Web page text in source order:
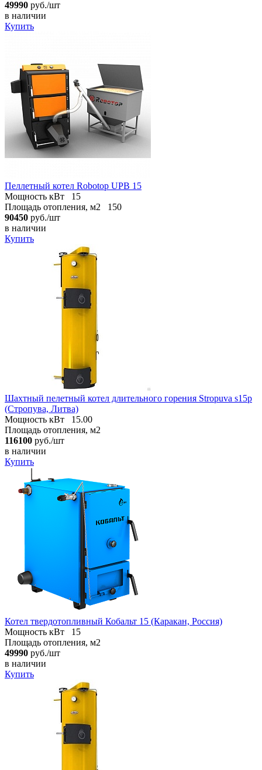
49990 руб./шт
в наличии
Купить
Пеллетный котел Robotop UPB 15
Мощность кВт
15
Площадь отопления, м2
150
90450 руб./шт
в наличии
Купить
Шахтный пелетный котел длительного горения Stropuva s15p
(Стропува, Литва)
Мощность кВт
15.00
Площадь отопления, м2
116100 руб./шт
в наличии
Купить
Котел твердотопливный Кобальт 15 (Каракан, Россия)
Мощность кВт
15
Площадь отопления, м2
49990 руб./шт
в наличии
Купить